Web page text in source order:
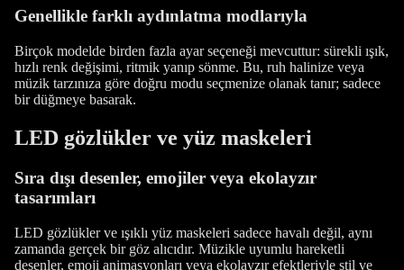
Genellikle farklı aydınlatma modlarıyla
Birçok modelde birden fazla ayar seçeneği mevcuttur: sürekli ışık,
hızlı renk değişimi, ritmik yanıp sönme. Bu, ruh halinize veya
müzik tarzınıza göre doğru modu seçmenize olanak tanır; sadece
bir düğmeye basarak.
LED gözlükler ve yüz maskeleri
Sıra dışı desenler, emojiler veya ekolayzır
tasarımları
LED gözlükler ve ışıklı yüz maskeleri sadece havalı değil, aynı
zamanda gerçek bir göz alıcıdır. Müzikle uyumlu hareketli
desenler, emoji animasyonları veya ekolayzır efektleriyle stil ve